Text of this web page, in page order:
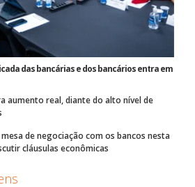
das bancárias e dos bancários entra em
aumento real, diante do alto nível de
de negociação com os bancos nesta
cláusulas econômicas